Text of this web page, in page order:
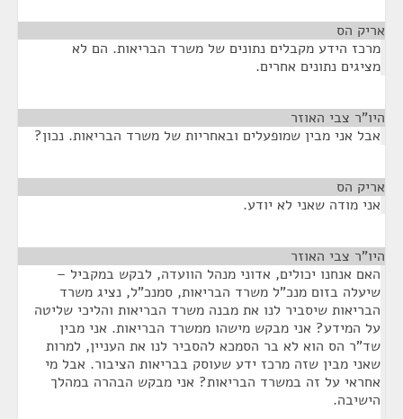
אריק הס
מרכז הידע מקבלים נתונים של משרד הבריאות. הם לא
מציגים נתונים אחרים.
היו"ר צבי האוזר
אבל אני מבין שמופעלים ובאחריות של משרד הבריאות. נכון?
אריק הס
אני מודה שאני לא יודע.
היו"ר צבי האוזר
האם אנחנו יכולים, אדוני מנהל הוועדה, לבקש במקביל –
שיעלה בזום מנכ"ל משרד הבריאות, סמנכ"ל, נציג משרד
הבריאות שיסביר לנו את מבנה משרד הבריאות והליכי שליטה
על המידע? אני מבקש מישהו ממשרד הבריאות. אני מבין
שד"ר הס הוא לא בר הסמכא להסביר לנו את העניין, למרות
שאני מבין שזה מרכז ידע שעוסק בבריאות הציבור. אבל מי
אחראי על זה במשרד הבריאות? אני מבקש הבהרה במהלך
הישיבה.